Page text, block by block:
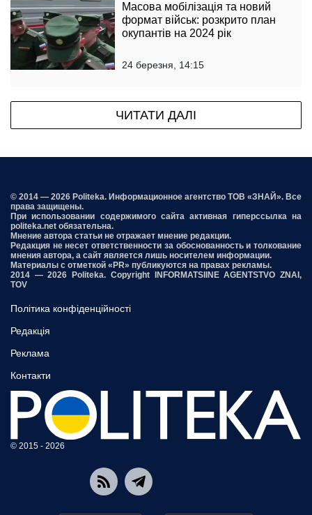
Масова мобілізація та новий
формат військ: розкрито план
окупантів на 2024 рік
24 березня, 14:15
ЧИТАТИ ДАЛІ
© 2014 — 2026 Politeka. Информационное агентство ТОВ «ЗНАЙ». Все
права защищены.
При использовании содержимого сайта активная гиперссылка на
politeka.net обязательна.
Мнение автора статьи не отражает мнение редакции.
Редакция не несет ответственности за обоснованность и толкование
мнения автора, а сайт является лишь носителем информации.
Материалы с отметкой «PR» публикуются на правах рекламы.
2014 — 2026 Politeka. Copyright INFORMATSIINE AGENTSTVO ZNAI,
TOV
Політика конфіденційності
Редакція
Реклама
Контакти
© 2015 - 2026